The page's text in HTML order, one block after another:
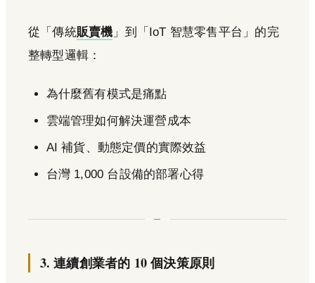
從「傳統販賣機 」到「IoT 智慧零售平台」的完
整轉型邏輯：
為什麼舊有模式是痛點
雲端管理如何解決運營成本
AI 補貨、動態定價的實際效益
台灣 1,000 台設備的部署心得
3. 連續創業者的 10 個決策原則